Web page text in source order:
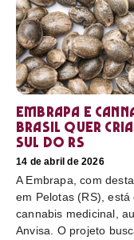
Embrapa e
Brasil quer
sul do RS
14 de abril de 2026
A Embrapa, com
em Pelotas (RS),
cannabis medicinal,
Anvisa. O projeto